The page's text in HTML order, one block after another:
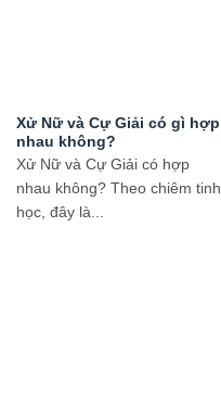
Xử Nữ và Cự Giải có gì hợp
nhau không?
Xử Nữ và Cự Giải có hợp
nhau không? Theo chiêm tinh
học, đây là...